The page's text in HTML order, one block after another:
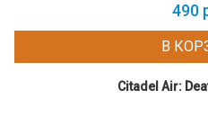
490
В
Citadel Air: